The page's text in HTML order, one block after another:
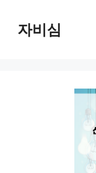
자비심